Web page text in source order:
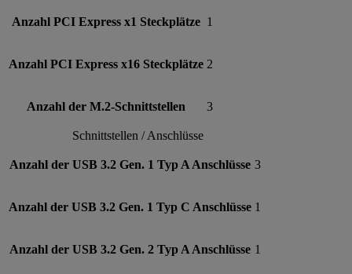
Anzahl PCI Express x1 Steckplätze 1
Anzahl PCI Express x16 Steckplätze 2
Anzahl der M.2-Schnittstellen 3
Schnittstellen / Anschlüsse
Anzahl der USB 3.2 Gen. 1 Typ A Anschlüsse 3
Anzahl der USB 3.2 Gen. 1 Typ C Anschlüsse 1
Anzahl der USB 3.2 Gen. 2 Typ A Anschlüsse 1